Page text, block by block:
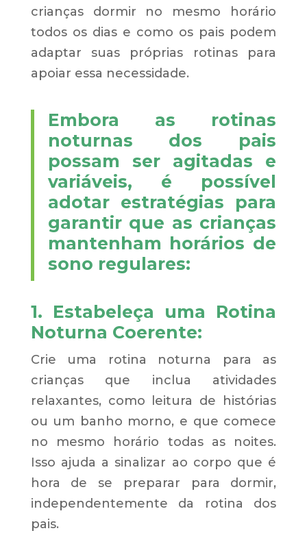
crianças dormir no mesmo horário
todos os dias e como os pais podem
adaptar suas próprias rotinas para
apoiar essa necessidade.
Embora as rotinas
noturnas dos pais
possam ser agitadas e
variáveis, é possível
adotar estratégias para
garantir que as crianças
mantenham horários de
sono regulares:
1. Estabeleça uma Rotina
Noturna Coerente:
Crie uma rotina noturna para as
crianças que inclua atividades
relaxantes, como leitura de histórias
ou um banho morno, e que comece
no mesmo horário todas as noites.
Isso ajuda a sinalizar ao corpo que é
hora de se preparar para dormir,
independentemente da rotina dos
pais.